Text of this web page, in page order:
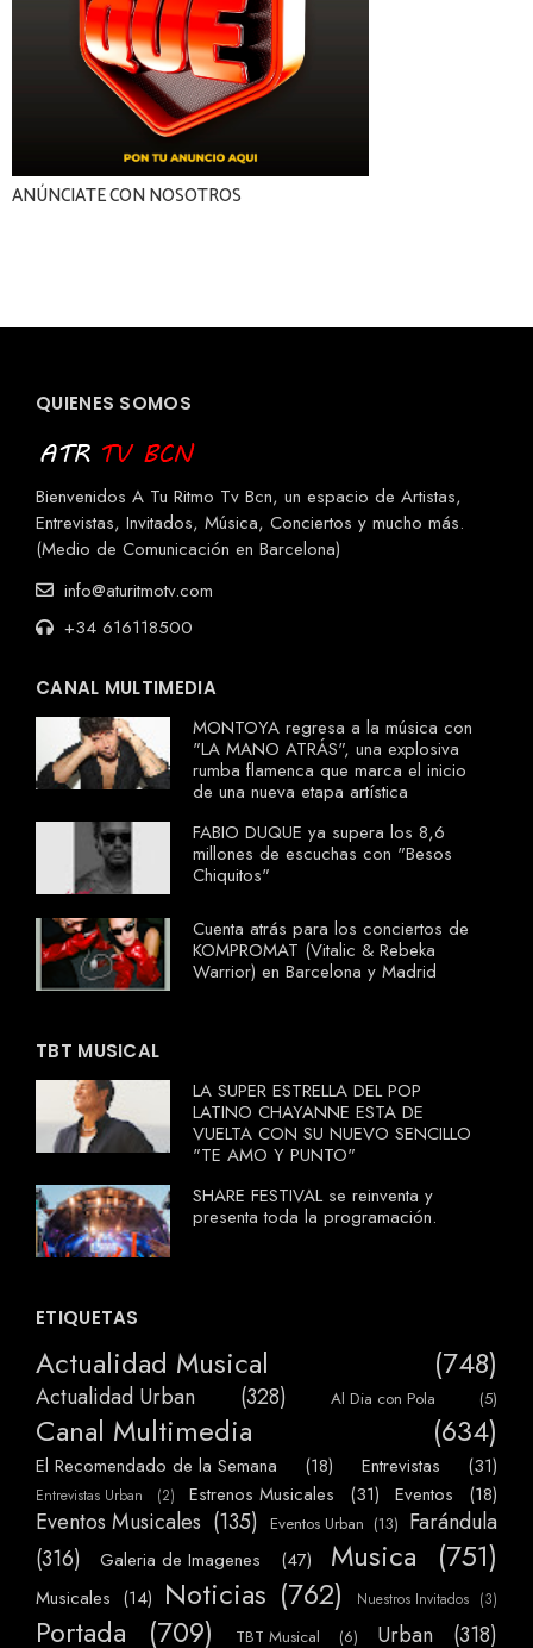
ANÚNCIATE CON NOSOTROS
QUIENES SOMOS
Bienvenidos A Tu Ritmo Tv Bcn, un espacio de Artistas,
Entrevistas, Invitados, Música, Conciertos y mucho más.
(Medio de Comunicación en Barcelona)
info@aturitmotv.com
+34 616118500
CANAL MULTIMEDIA
MONTOYA regresa a la música con
"LA MANO ATRÁS", una explosiva
rumba flamenca que marca el inicio
de una nueva etapa artística
FABIO DUQUE ya supera los 8,6
millones de escuchas con "Besos
Chiquitos"
Cuenta atrás para los conciertos de
KOMPROMAT (Vitalic & Rebeka
Warrior) en Barcelona y Madrid
TBT MUSICAL
LA SUPER ESTRELLA DEL POP
LATINO CHAYANNE ESTA DE
VUELTA CON SU NUEVO SENCILLO
"TE AMO Y PUNTO"
SHARE FESTIVAL se reinventa y
presenta toda la programación.
ETIQUETAS
Actualidad Musical (748)
Actualidad Urban (328) Al Dia con Pola (5)
Canal Multimedia (634)
El Recomendado de la Semana (18) Entrevistas (31)
Entrevistas Urban (2) Estrenos Musicales (31) Eventos (18)
Eventos Musicales (135) Eventos Urban (13) Farándula
(316)
Galeria de Imagenes (47) Musica (751)
Musicales (14) Noticias (762) Nuestros Invitados (3)
Portada (709) TBT Musical (6) Urban (318)